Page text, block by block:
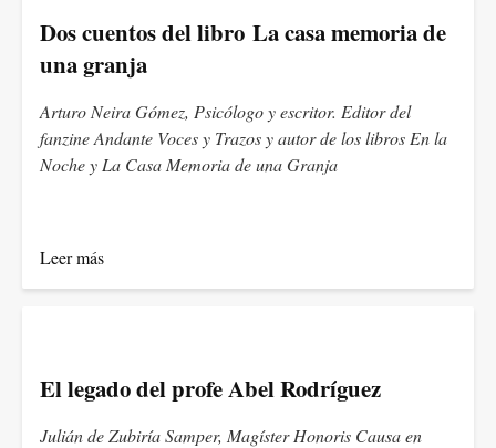
Dos cuentos del libro La casa memoria de
una granja
Arturo Neira Gómez, Psicólogo y escritor. Editor del
fanzine Andante Voces y Trazos y autor de los libros En la
Noche y La Casa Memoria de una Granja
Leer más
El legado del profe Abel Rodríguez
Julián de Zubiría Samper, Magíster Honoris Causa en